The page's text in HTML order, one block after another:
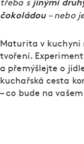
třeba s
čokoládou – nebo
Maturita v kuchyni
tvoření.
a přemýšlejte o
kuchařská cesta
– co bude na